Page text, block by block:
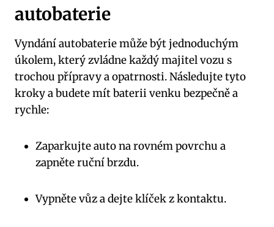
autobaterie
Vyndání autobaterie může být jednoduchým
úkolem, který zvládne každý majitel vozu s
trochou přípravy a opatrnosti. Následujte tyto
kroky a budete mít baterii venku bezpečně a
rychle:
Zaparkujte auto na rovném povrchu a
zapněte ruční brzdu.
Vypněte vůz a dejte klíček z kontaktu.